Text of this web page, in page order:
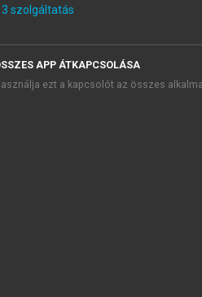
bátor és odaadó hazafi volt”
helyhatóságok és
a’ Karpáthoktól az adriai
nagy hatású regény első
kettő négy”, avagy Irínyi
országgyűlés legjobb
3 szolgáltatás
APP ÁTKAPCSOLÁSA
ezt a kapcsolót az összes